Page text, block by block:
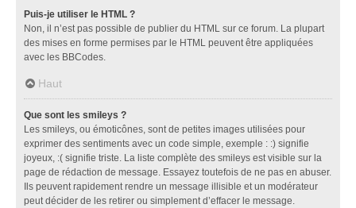
Puis-je utiliser le HTML ?
Non, il n’est pas possible de publier du HTML sur ce forum. La plupart
des mises en forme permises par le HTML peuvent être appliquées
avec les BBCodes.
Haut
Que sont les smileys ?
Les smileys, ou émoticônes, sont de petites images utilisées pour
exprimer des sentiments avec un code simple, exemple : :) signifie
joyeux, :( signifie triste. La liste complète des smileys est visible sur la
page de rédaction de message. Essayez toutefois de ne pas en abuser.
Ils peuvent rapidement rendre un message illisible et un modérateur
peut décider de les retirer ou simplement d’effacer le message.